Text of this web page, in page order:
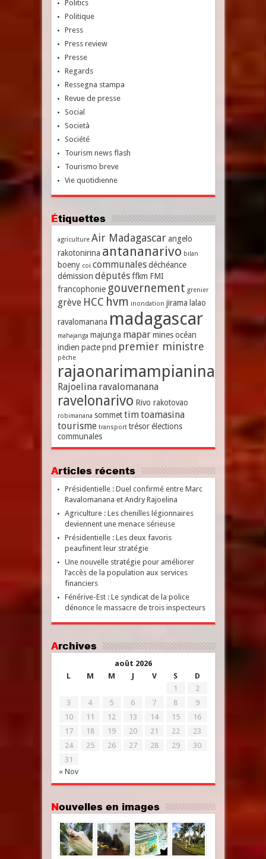
Politics
Politique
Press
Press review
Presse
Regards
Ressegna stampa
Revue de presse
Social
Società
Société
Tourism news flash
Tourismo breve
Vie quotidienne
Étiquettes
agriculture Air Madagascar angelo
rakotonirina antananarivo bilan
boeny coi communales déchéance
démission députés ffkm FMI
francophonie gouvernement grenier
grève HCC hvm inondation jirama lalao
ravalomanana madagascar
mahajanga majunga mapar mines océan
indien pacte pnd premier ministre
pêche
rajaonarimampianina
Rajoelina ravalomanana
ravelonarivo Rivo rakotovao
robimanana sommet timtoamasina
tourisme transport trésor élections
communales
Articles récents
Présidentielle : Duel confirmé entre Marc
Ravalomanana et Andry Rajoelina
Agriculture : Les chenilles légionnaires
deviennent une menace sérieuse
Présidentielle : Les deux favoris
peaufinent leur stratégie
Une nouvelle stratégie pour améliorer
l’accès de la population aux services
financiers
Fénérive-Est : Le syndicat de la police
dénonce le massacre de trois inspecteurs
Archives
août 2026
L
M M J V S D
« Nov
1
2
3
4 5 6 7 8
9
10
11 12 13 14 15
16
17
18 19 20 21 22
23
24
25 26 27 28 29
30
31
Nouvelles en images